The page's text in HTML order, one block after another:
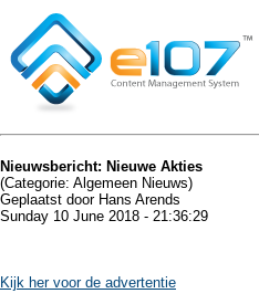
Nieuwsbericht: Nieuwe Akties
(Categorie: Algemeen Nieuws)
Geplaatst door Hans Arends
Sunday 10 June 2018 - 21:36:29
Kijk her voor de advertentie